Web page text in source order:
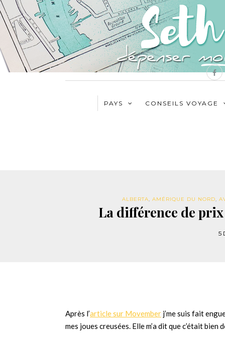
PAYS CONSEILS VOYAGE
ALBERTA, AMÉRIQUE DU NORD,
La différence de
5
Après l’article sur Movember j’me suis fait
mes joues creusées. Elle m’a dit que c’était